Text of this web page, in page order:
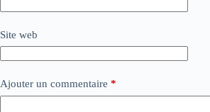
Site web
Ajouter un commentaire *